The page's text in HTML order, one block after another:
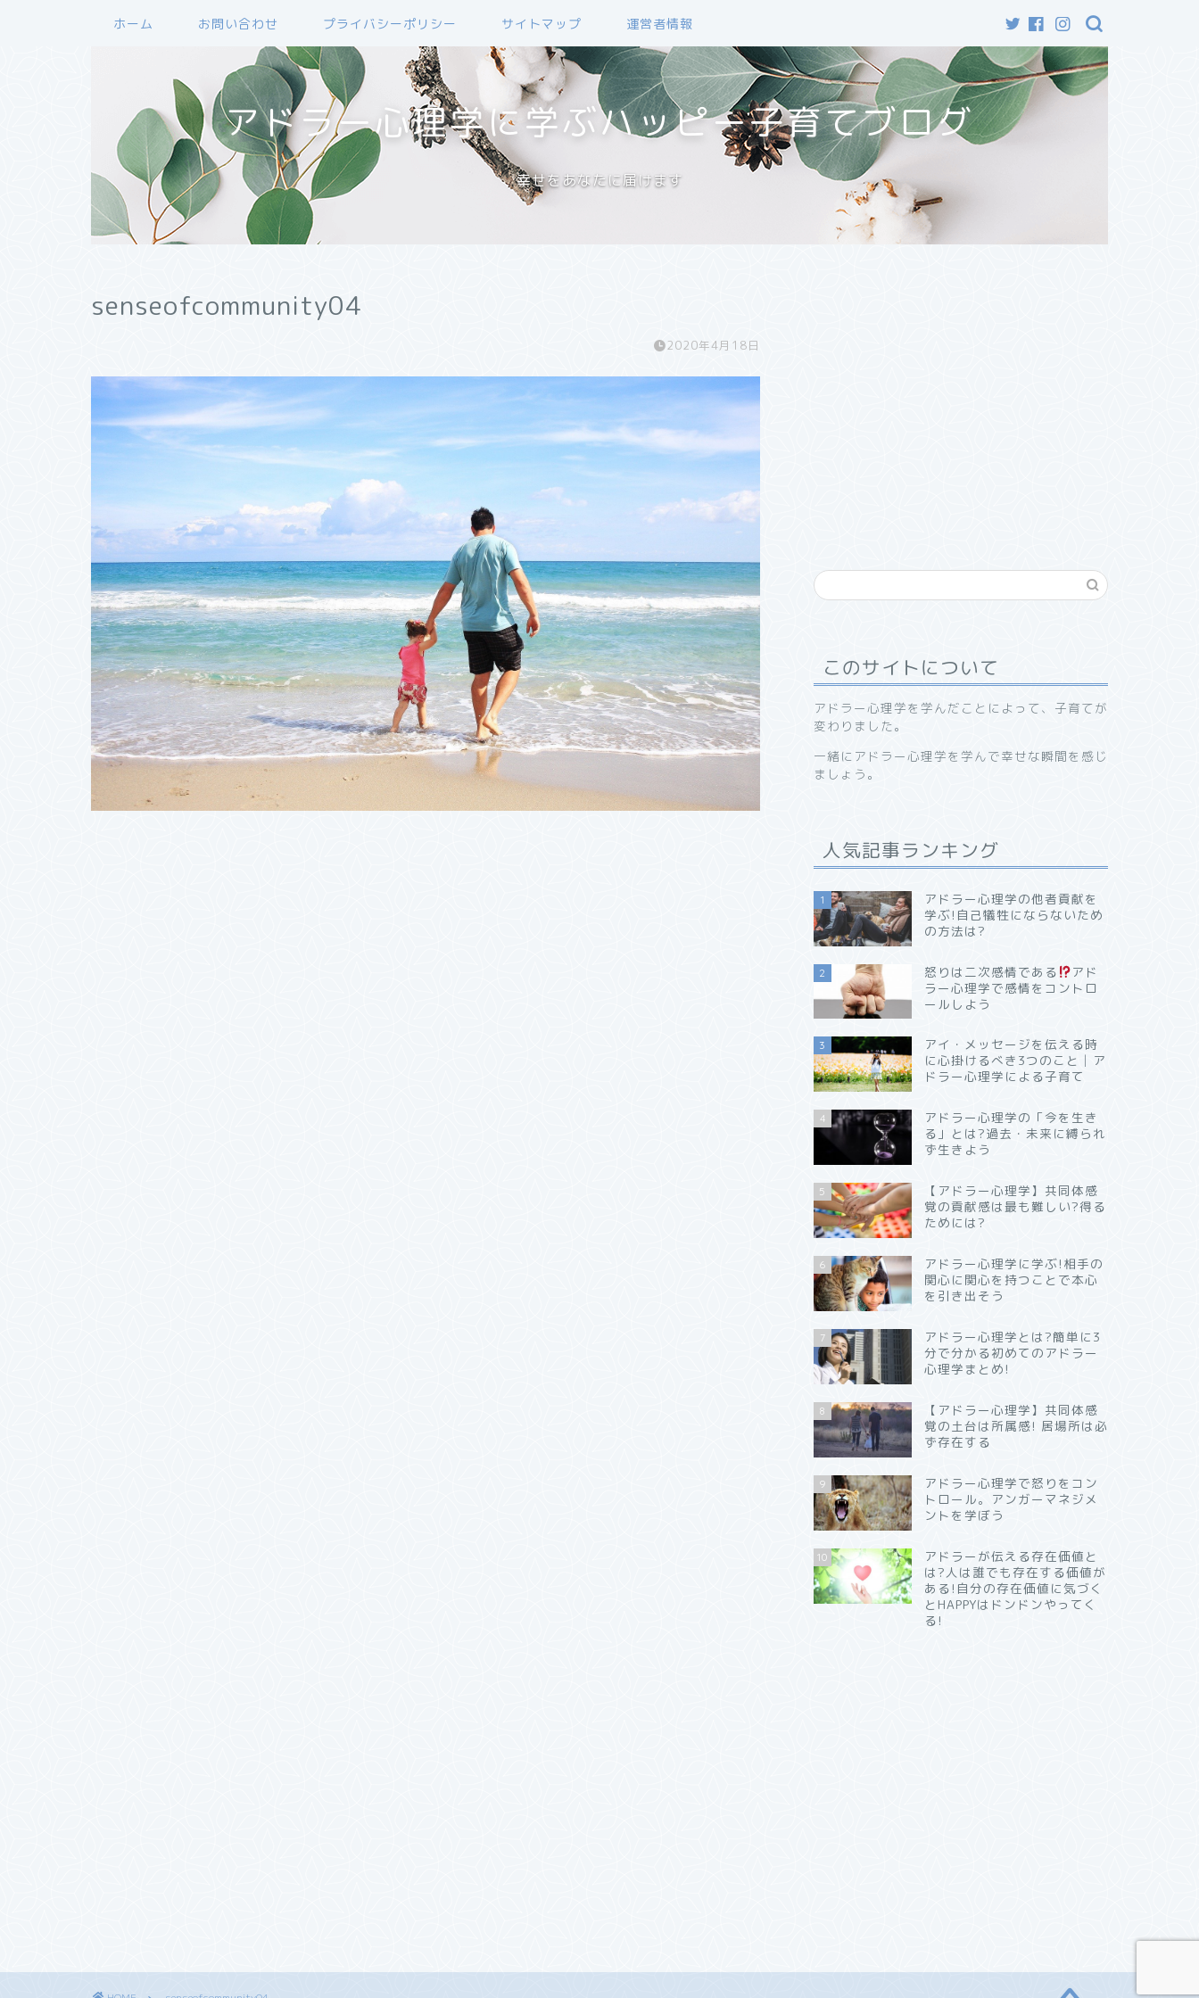
ホーム お問い合わせ プライバシーポリシー サイトマップ 運営者情報
アドラー心理学に学ぶハッピー子育てブログ
幸せをあなたに届けます
senseofcommunity04
2020年4月18日
このサイトについて
アドラー心理学を学んだことによって、子育てが
変わりました。
一緒にアドラー心理学を学んで幸せな瞬間を感じ
ましょう。
人気記事ランキング
1
アドラー心理学の他者貢献を
学ぶ!自己犠牲にならないため
の方法は?
2 怒りは二次感情である
アド
ラー心理学で感情をコントロ
ールしよう
3
アイ・メッセージを伝える時
に心掛けるべき3つのこと│ア
ドラー心理学による子育て
4
アドラー心理学の「今を生き
る」とは?過去・未来に縛られ
ず生きよう
5
【アドラー心理学】共同体感
覚の貢献感は最も難しい?得る
ためには?
6
アドラー心理学に学ぶ!相手の
関心に関心を持つことで本心
を引き出そう
7
アドラー心理学とは?簡単に3
分で分かる初めてのアドラー
心理学まとめ!
8
【アドラー心理学】共同体感
覚の土台は所属感! 居場所は必
ず存在する
9
アドラー心理学で怒りをコン
トロール。アンガーマネジメ
ントを学ぼう
10
アドラーが伝える存在価値と
は?人は誰でも存在する価値が
ある!自分の存在価値に気づく
とHAPPYはドンドンやってく
る!